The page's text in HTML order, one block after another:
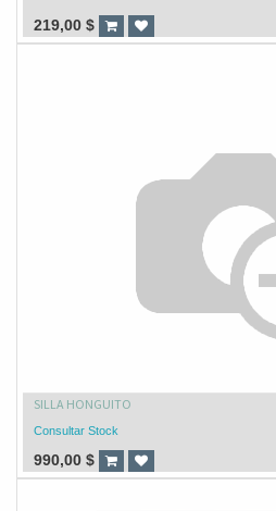
219,00 $
SILLA HONGUITO
Consultar Stock
990,00 $